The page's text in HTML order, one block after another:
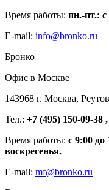
Время работы: пн.-пт.: с
E-mail: info@bronko.ru
Бронко
Офис в Москве
143968 г. Москва,
Тел.: +7 (495) 150-09-38
Время работы: с 9:00 до
воскресенья.
E-mail: mf@bronko.ru